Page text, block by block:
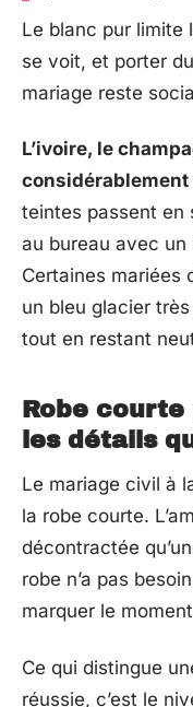
Le blanc pur limite
se voit, et porter
mariage reste
L’ivoire, le
considérablement
teintes passent en
au bureau avec
Certaines mariées
un bleu glacier
tout en restant
Robe
les détails
Le mariage civil à
la robe courte.
décontractée
robe n’a pas
marquer le
Ce qui distingue
réussie, c’est le